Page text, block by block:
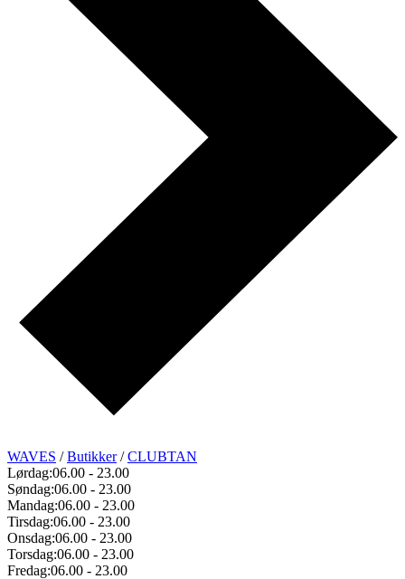
WAVES /Butikker/CLUBTAN
Lørdag:06.00 - 23.00
Søndag:06.00 - 23.00
Mandag:06.00 - 23.00
Tirsdag:06.00 - 23.00
Onsdag:06.00 - 23.00
Torsdag:06.00 - 23.00
Fredag:06.00 - 23.00